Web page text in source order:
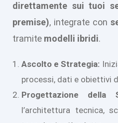
direttamente sui tuoi
premise), integrate con
tramite modelli ibridi.
Ascolto e Strategia:
processi, dati e obiettivi
Progettazione della
l’architettura tecnica,